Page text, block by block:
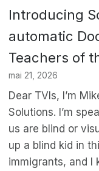
Introducing
automatic
Teachers of
mai 21, 2026
Dear TVIs, I’m
Solutions. I’m
us are blind or
up a blind kid in
immigrants, and I